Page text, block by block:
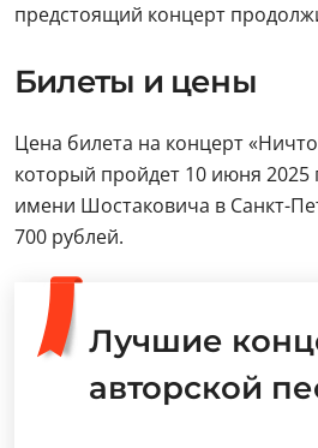
предстоящий концерт
Билеты и цены
Цена билета на концерт
который пройдет 10 июня
имени Шостаковича в Санкт-
700 рублей.
Лучшие
авторской